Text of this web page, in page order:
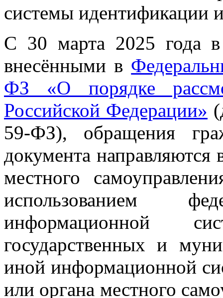
системы идентификации
С 30 марта 2025 года в
внесёнными в
ФЗ «О порядке
Российской Федерации»
59-ФЗ), обращения
документа направляются
местного
использованием
информационной
государственных и
иной информационной
или органа местного